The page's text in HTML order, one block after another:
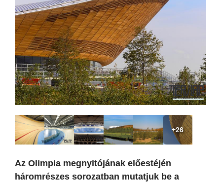
+26
Az Olimpia megnyitójának előestéjén
háromrészes sorozatban mutatjuk be a